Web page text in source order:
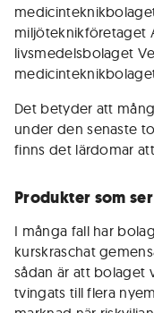
miljöteknikföretaget
livsmedelsbolaget
Det betyder att
under den senaste
finns det lärdomar
Produkter som
I många fall har
kurskraschat
sådan är att bolaget
tvingats till flera